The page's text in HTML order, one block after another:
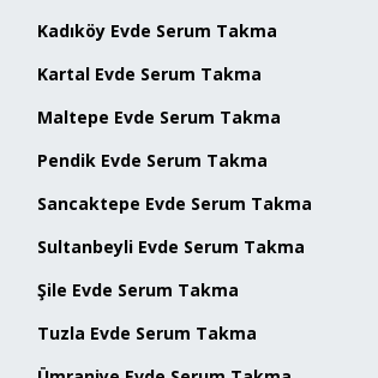
Kadıköy Evde Serum Takma
Kartal Evde Serum Takma
Maltepe Evde Serum Takma
Pendik Evde Serum Takma
Sancaktepe Evde Serum Takma
Sultanbeyli Evde Serum Takma
Şile Evde Serum Takma
Tuzla Evde Serum Takma